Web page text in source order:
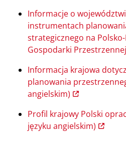
Informacje o
instrumentach
strategicznego na
Gospodarki Przestrzennej
Informacja krajowa
planowania
angielskim)
Profil krajowy Polski
języku angielskim)